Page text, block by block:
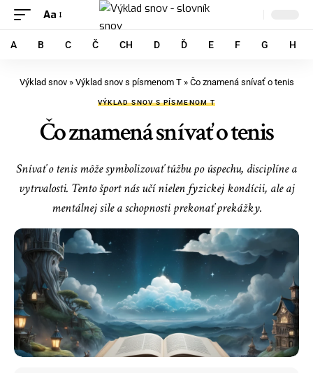
Aa
A B C Č CH D Ď E F G H
Výklad snov» Výklad snov s písmenom T» Čo znamená snívať o tenis
VÝKLAD SNOV S PÍSMENOM T
Čo znamená snívať o tenis
Snívať o tenis môže symbolizovať túžbu po úspechu, disciplíne a
vytrvalosti. Tento šport nás učí nielen fyzickej kondícii, ale aj
mentálnej sile a schopnosti prekonať prekážky.